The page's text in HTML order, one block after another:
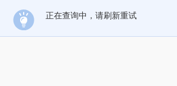
正在查询中，请刷新重试